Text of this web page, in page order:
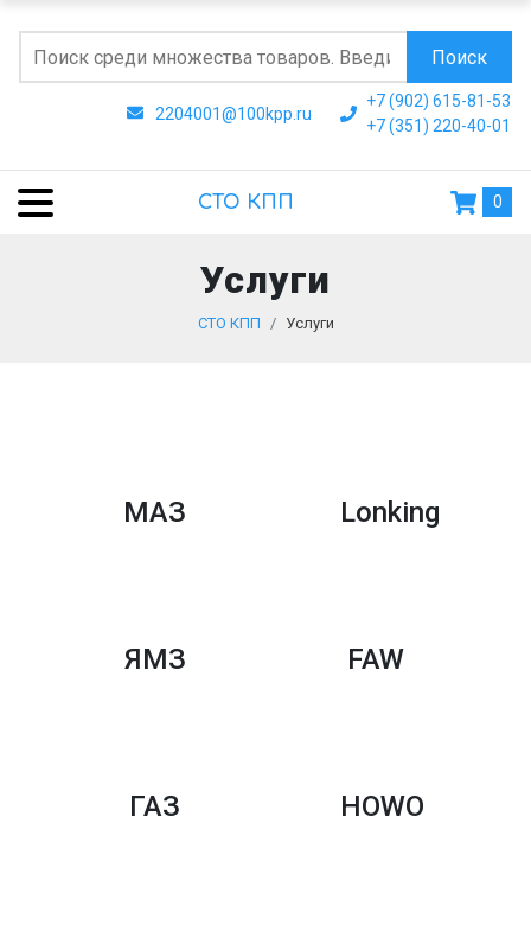
2204001@100kpp.ru
+7 (902) 615-81-53
+7 (351) 220-40-01
Поиск
СТО КПП 0
Услуги
СТО КПП Услуги
МАЗ Lonking
ЯМЗ FAW
ГАЗ HOWO